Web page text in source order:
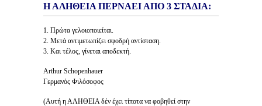
Η ΑΛΗΘΕΙΑ ΠΕΡΝΑΕΙ ΑΠΟ 3 ΣΤΑΔΙΑ:
1. Πρώτα γελοιοποιείται.
2. Μετά αντιμετωπίζει σφοδρή αντίσταση.
3. Και τέλος, γίνεται αποδεκτή.
Arthur Schopenhauer
Γερμανός Φιλόσοφος
(Αυτή η ΑΛΗΘΕΙΑ δέν έχει τίποτα να φοβηθεί στην